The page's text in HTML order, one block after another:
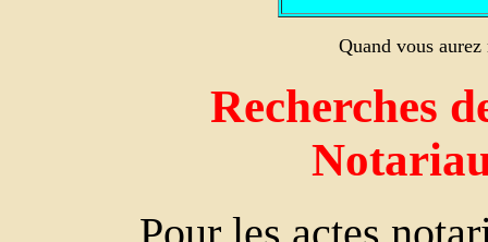
Quand vous
Recherches